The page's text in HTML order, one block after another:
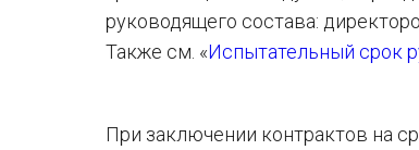
руководящего состава:
Также см. «Испытательный срок
При заключении контрактов на